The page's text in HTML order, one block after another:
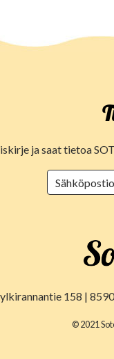
ja saat tietoa
158 |
© 2021